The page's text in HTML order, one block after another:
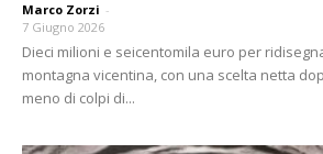
Marco Zorzi -
7 Giugno 2026
Dieci milioni e seicentomila euro per
montagna vicentina, con una scelta netta
meno di colpi di...